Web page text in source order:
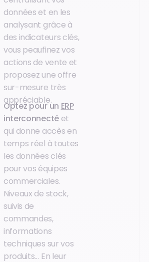
données et en les
analysant grâce à
des indicateurs clés,
vous peaufinez vos
actions de vente et
proposez une offre
sur-mesure très
appréciable.
Optez pour un ERP
interconnectéet
qui donne accès en
temps réel à toutes
les données clés
pour vos équipes
commerciales.
Niveaux de stock,
suivis de
commandes,
informations
techniques sur vos
produits… En leur